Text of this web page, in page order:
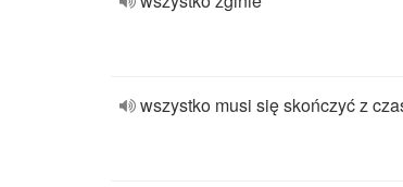
wszystko musi się skończyć z